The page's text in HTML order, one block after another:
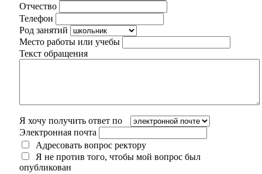
Отчество
Телефон
Род занятий
Место работы или учебы
Текст обращения
Я хочу получить ответ по
Электронная почта
Адресовать вопрос ректору
Я не против того, чтобы мой вопрос был
опубликован